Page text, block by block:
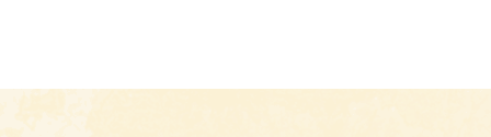
Post navigation